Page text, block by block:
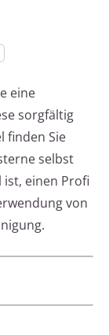
eine
sorgfältig
finden Sie
selbst
einen Profi
von